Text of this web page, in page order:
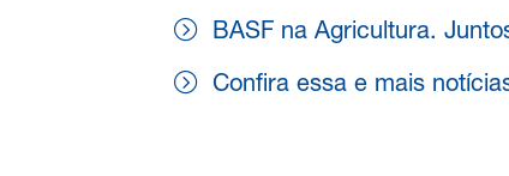
BASF na Agricultura.
Confira essa e mais